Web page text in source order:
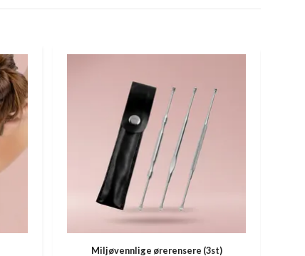
Miljøvennlige ørerensere (3st)